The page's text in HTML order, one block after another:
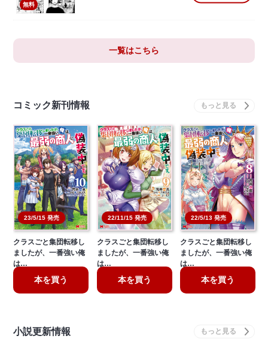
無料
一覧はこちら
コミック新刊情報
23/5/15 発売
クラスごと集団転移し
ましたが、一番強い俺
は…
本を買う
22/11/15 発売
クラスごと集団転移し
ましたが、一番強い俺
は…
本を買う
22/5/13 発売
クラスごと集団転移し
ましたが、一番強い俺
は…
本を買う
小説更新情報